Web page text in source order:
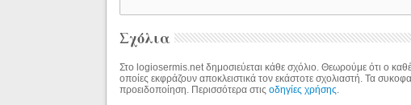
Σχόλια
Στο logiosermis.net δημοσιεύεται κάθε σχόλιο. Θεωρούμε ότι ο
οποίες εκφράζουν αποκλειστικά τον εκάστοτε σχολιαστή. Τα
προειδοποίηση. Περισσότερα στιςοδηγίες χρήσης